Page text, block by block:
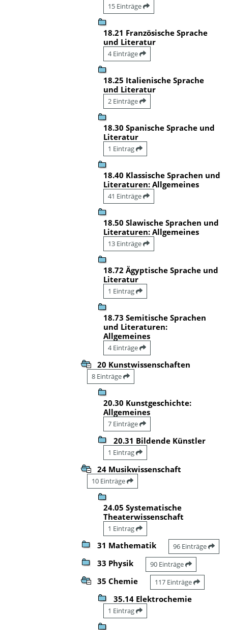
15 Einträge
18.21 Französische Sprache
und Literatur
4 Einträge
18.25 Italienische Sprache
und Literatur
2 Einträge
18.30 Spanische Sprache und
Literatur
1 Eintrag
18.40 Klassische Sprachen und
Literaturen: Allgemeines
41 Einträge
18.50 Slawische Sprachen und
Literaturen: Allgemeines
13 Einträge
18.72 Ägyptische Sprache und
Literatur
1 Eintrag
18.73 Semitische Sprachen
und Literaturen:
Allgemeines
4 Einträge
20 Kunstwissenschaften
8 Einträge
20.30 Kunstgeschichte:
Allgemeines
7 Einträge
20.31 Bildende Künstler
1 Eintrag
24 Musikwissenschaft
10 Einträge
24.05 Systematische
Theaterwissenschaft
1 Eintrag
31 Mathematik 96 Einträge
33 Physik 90 Einträge
35 Chemie 117 Einträge
35.14 Elektrochemie
1 Eintrag